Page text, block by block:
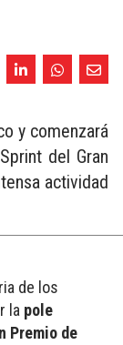
y comenzará
del Gran
actividad
de los
la pole
Premio de